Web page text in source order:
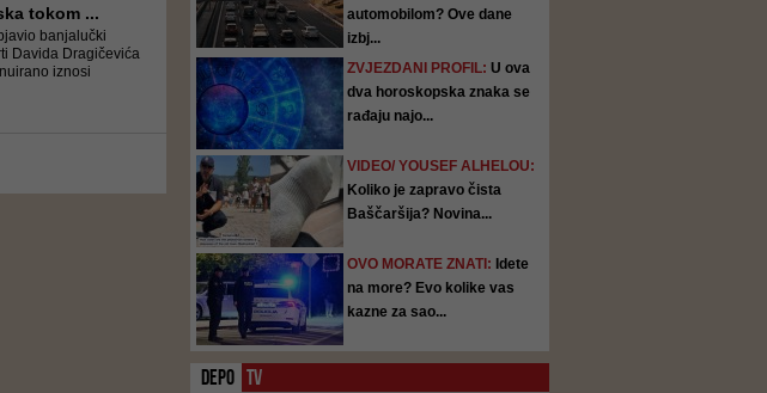
tokom ...
banjalučki
Davida Dragičevića
iznosi
automobilom? Ove dane
izbj...
ZVJEZDANI PROFIL: U ova
dva horoskopska znaka se
rađaju najo...
VIDEO/ YOUSEF ALHELOU:
Koliko je zapravo čista
Baščaršija? Novina...
OVO MORATE ZNATI: Idete
na more? Evo kolike vas
kazne za sao...
DEPO TV